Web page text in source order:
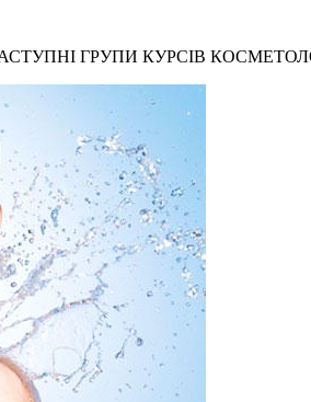
ГРУПИ КУРСІВ